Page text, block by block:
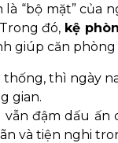
“bộ mặt” của
đó, kệ
giúp căn
thì ngày
gian.
đậm dấu ấn
và tiện nghi